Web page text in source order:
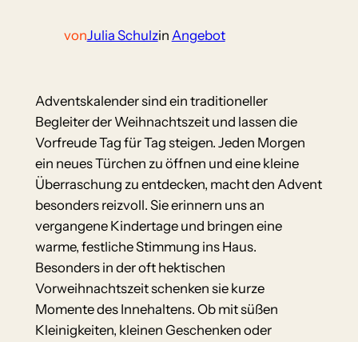
vonJulia Schulzin Angebot
Adventskalender sind ein traditioneller
Begleiter der Weihnachtszeit und lassen die
Vorfreude Tag für Tag steigen. Jeden Morgen
ein neues Türchen zu öffnen und eine kleine
Überraschung zu entdecken, macht den Advent
besonders reizvoll. Sie erinnern uns an
vergangene Kindertage und bringen eine
warme, festliche Stimmung ins Haus.
Besonders in der oft hektischen
Vorweihnachtszeit schenken sie kurze
Momente des Innehaltens. Ob mit süßen
Kleinigkeiten, kleinen Geschenken oder